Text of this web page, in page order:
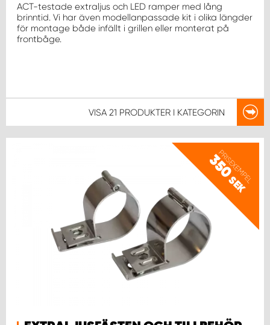
ACT-testade extraljus och LED ramper med lång
brinntid. Vi har även modellanpassade kit i olika längder
för montage både infällt i grillen eller monterat på
frontbåge.
VISA 21 PRODUKTER I KATEGORIN
PRISEXEMPEL
350
SEK